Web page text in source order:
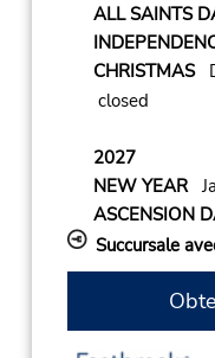
ALL SAINTS
CHRISTMAS
closed
2027
NEW YEAR
ASCENSION
Succursale